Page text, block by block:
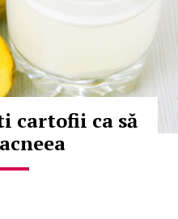
cartofii ca să